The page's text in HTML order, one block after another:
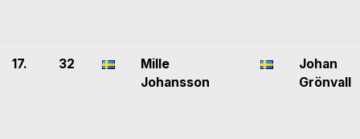
17. 32
Mille
Johansson
Johan
Grönvall